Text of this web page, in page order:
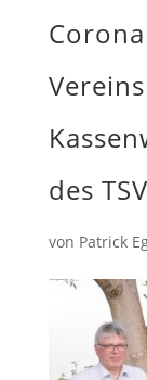
des TSV
von Patrick